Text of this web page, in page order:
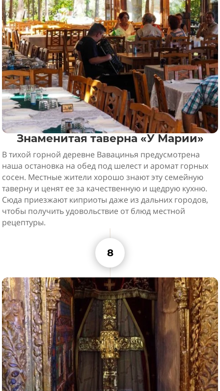
Знаменитая таверна «У Марии»
В тихой горной деревне Вавацинья предусмотрена
наша остановка на обед под шелест и аромат горных
сосен. Местные жители хорошо знают эту семейную
таверну и ценят ее за качественную и щедрую кухню.
Сюда приезжают киприоты даже из дальних городов,
чтобы получить удовольствие от блюд местной
рецептуры.
8